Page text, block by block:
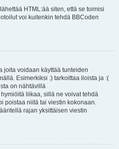
HTML:ää siten, että se toimisi
voi kuitenkin tehdä BBCoden
joita voidaan käyttää tunteiden
Esimerkiksi :) tarkoittaa iloista ja :(
on nähtävillä
liikaa, sillä ne voivat tehdä
poistaa niitä tai viestin kokonaan.
rajan yksittäisen viestin